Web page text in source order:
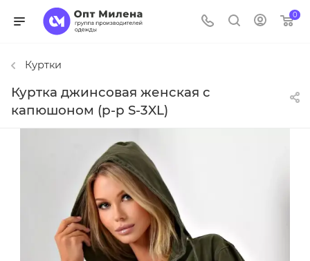
0
Куртки
Куртка джинсовая женская с
капюшоном (р-р S-3XL)